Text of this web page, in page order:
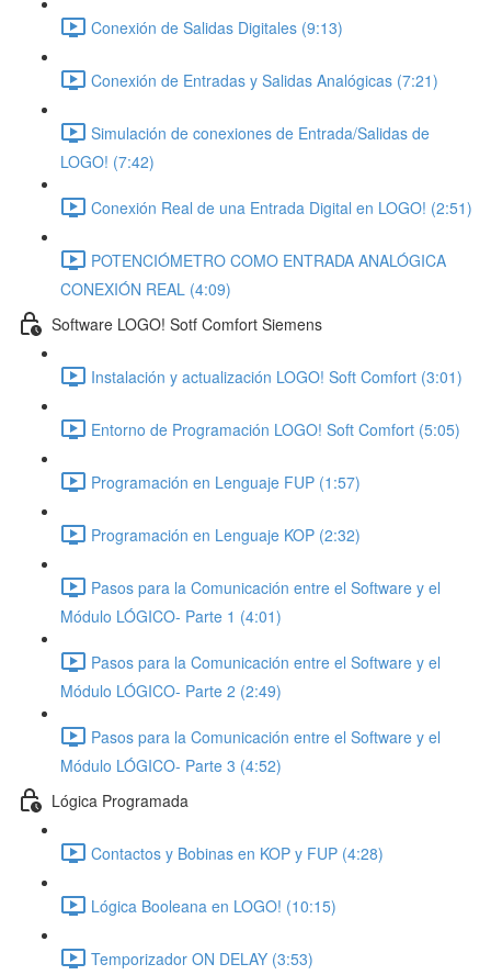
Conexión de Salidas Digitales (9:13)
Conexión de Entradas y Salidas Analógicas (7:21)
Simulación de conexiones de Entrada/Salidas de
LOGO! (7:42)
Conexión Real de una Entrada Digital en LOGO! (2:51)
POTENCIÓMETRO COMO ENTRADA ANALÓGICA
CONEXIÓN REAL (4:09)
Software LOGO! Sotf Comfort Siemens
Instalación y actualización LOGO! Soft Comfort (3:01)
Entorno de Programación LOGO! Soft Comfort (5:05)
Programación en Lenguaje FUP (1:57)
Programación en Lenguaje KOP (2:32)
Pasos para la Comunicación entre el Software y el
Módulo LÓGICO- Parte 1 (4:01)
Pasos para la Comunicación entre el Software y el
Módulo LÓGICO- Parte 2 (2:49)
Pasos para la Comunicación entre el Software y el
Módulo LÓGICO- Parte 3 (4:52)
Lógica Programada
Contactos y Bobinas en KOP y FUP (4:28)
Lógica Booleana en LOGO! (10:15)
Temporizador ON DELAY (3:53)